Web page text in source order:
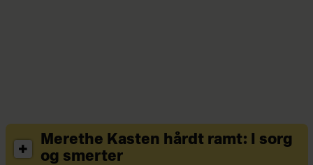
Merethe Kasten hårdt ramt: I sorg
og smerter